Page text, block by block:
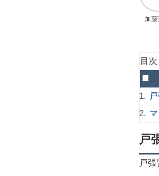
加藤
目次
戸
戸